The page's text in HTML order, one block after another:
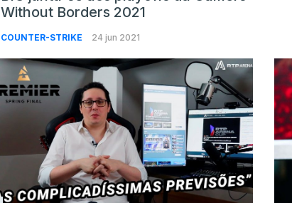
Without Borders 2021
COUNTER-STRIKE 24 jun 2021